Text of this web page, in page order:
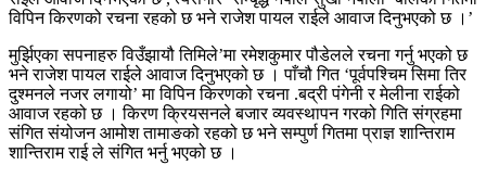
विपिन किरणको रचना रहको छ भने राजेश पायल राईले आवाज दिनुभएको छ ।’
मुर्झिएका सपनाहरु विउँझायौ तिमिले’मा रमेशकुमार पौडेलले रचना गर्नु भएको छ
भने राजेश पायल राईले आवाज दिनुभएको छ । पाँचौ गित ‘पूर्वपश्चिम सिमा तिर
दुश्मनले नजर लगायो’ मा विपिन किरणको रचना .बद्री पंगेनी र मेलीना राईको
आवाज रहको छ । किरण क्रियसनले बजार व्यवस्थापन गरको गिति संग्रहमा
संगित संयोजन आमोश तामाङको रहको छ भने सम्पुर्ण गितमा प्राज्ञ शान्तिराम
शान्तिराम राई ले संगित भर्नु भएको छ ।